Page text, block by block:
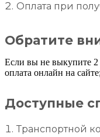
Оплата при
Обратите
Если вы не выкупите 2
оплата онлайн на сайте;
Доступные
Транспортной